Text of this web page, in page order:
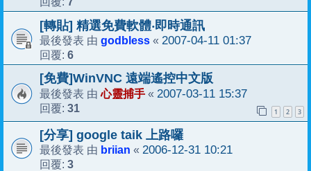
[轉貼] 精選免費軟體‧即時通訊
最後發表 由 godbless « 2007-04-11 01:37
回覆: 6
[免費]WinVNC 遠端遙控中文版
最後發表 由心靈捕手 « 2007-03-11 15:37
回覆: 31 1 2 3
[分享] google taik 上路囉
最後發表 由 briian « 2006-12-31 10:21
回覆: 3